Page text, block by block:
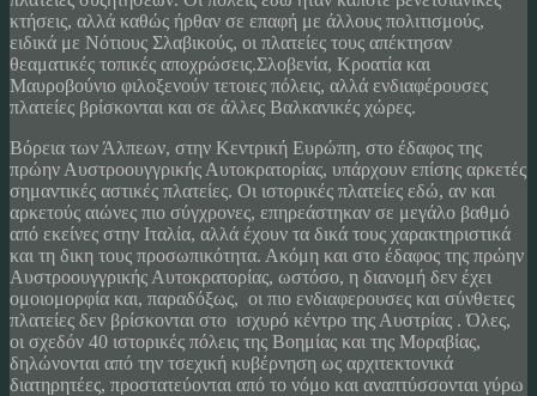
κτήσεις, αλλά καθώς ήρθαν σε επαφή με άλλους πολιτισμούς,
ειδικά με Νότιους Σλαβικούς, οι πλατείες τους απέκτησαν
θεαματικές τοπικές αποχρώσεις.Σλοβενία, Κροατία και
Μαυροβούνιο φιλοξενούν τετοιες πόλεις, αλλά ενδιαφέρουσες
πλατείες βρίσκονται και σε άλλες Βαλκανικές χώρες.
Βόρεια των Άλπεων, στην Κεντρική Ευρώπη, στο έδαφος της
πρώην Αυστροουγγρικής Αυτοκρατορίας, υπάρχουν επίσης αρκετές
σημαντικές αστικές πλατείες. Οι ιστορικές πλατείες εδώ, αν και
αρκετούς αιώνες πιο σύγχρονες, επηρεάστηκαν σε μεγάλο βαθμό
από εκείνες στην Ιταλία, αλλά έχουν τα δικά τους χαρακτηριστικά
και τη δικη τους προσωπικότητα. Ακόμη και στο έδαφος της πρώην
Αυστροουγγρικής Αυτοκρατορίας, ωστόσο, η διανομή δεν έχει
ομοιομορφία και, παραδόξως, οι πιο ενδιαφερουσες και σύνθετες
πλατείες δεν βρίσκονται στο ισχυρό κέντρο της Αυστρίας . Όλες,
οι σχεδόν 40 ιστορικές πόλεις της Βοημίας και της Μοραβίας,
δηλώνονται από την τσεχική κυβέρνηση ως αρχιτεκτονικά
διατηρητέες, προστατεύονται από το νόμο και αναπτύσσονται γύρω